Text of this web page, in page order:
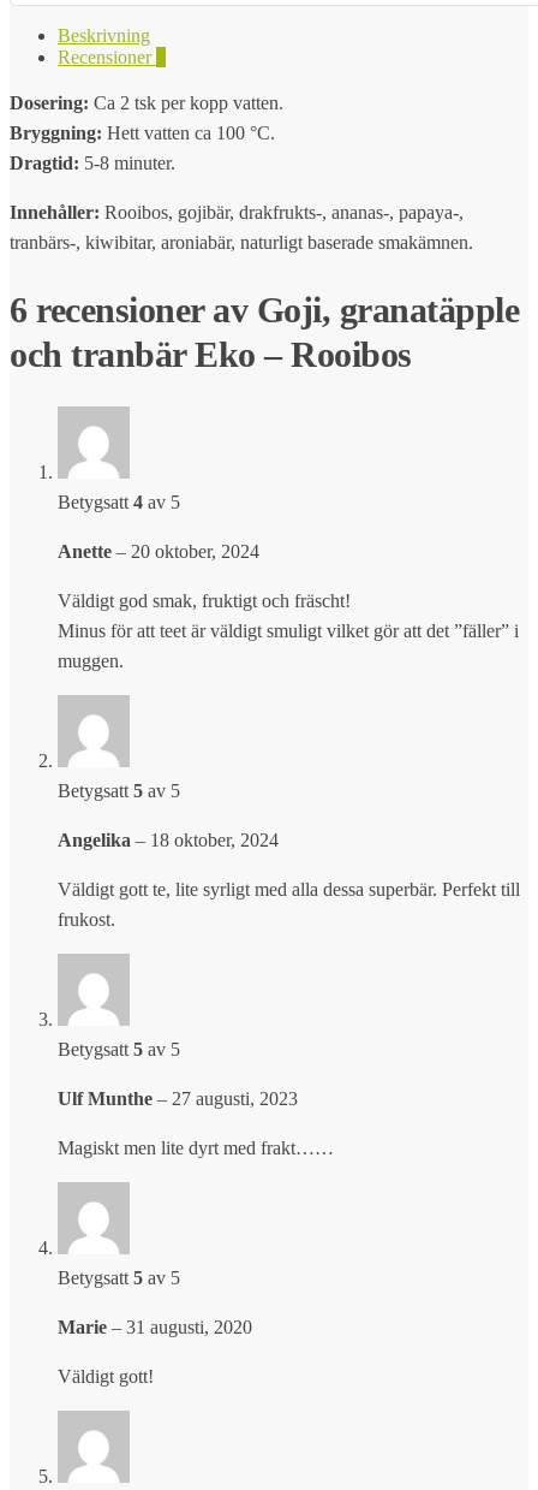
Beskrivning
Recensioner
Dosering: Ca 2 tsk per kopp vatten.
Bryggning: Hett vatten ca 100 °C.
Dragtid: 5-8 minuter.
Innehåller: Rooibos, gojibär, drakfrukts-, ananas-, papaya-,
tranbärs-, kiwibitar, aroniabär, naturligt baserade smakämnen.
6 recensioner av Goji, granatäpple
och tranbär Eko – Rooibos
Betygsatt 4 av 5
Anette – 20 oktober, 2024
Väldigt god smak, fruktigt och fräscht!
Minus för att teet är väldigt smuligt vilket gör att det ”fäller” i
muggen.
Betygsatt 5 av 5
Angelika – 18 oktober, 2024
Väldigt gott te, lite syrligt med alla dessa superbär. Perfekt till
frukost.
Betygsatt 5 av 5
Ulf Munthe – 27 augusti, 2023
Magiskt men lite dyrt med frakt……
Betygsatt 5 av 5
Marie – 31 augusti, 2020
Väldigt gott!